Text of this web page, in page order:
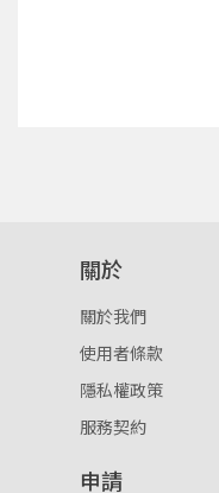
點擊下方「確定」
關於
關於我們
使用者條款
隱私權政策
服務契約
申請